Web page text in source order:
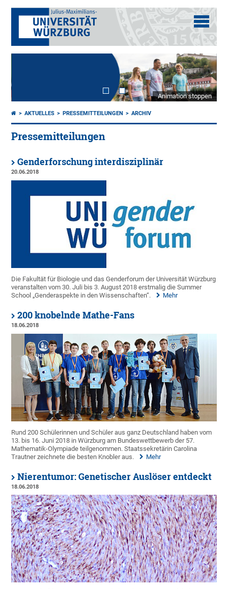
Animation stoppen
AKTUELLES PRESSEMITTEILUNGEN ARCHIV
Pressemitteilungen
Genderforschung interdisziplinär
20.06.2018
Die Fakultät für Biologie und das Genderforum der Universität Würzburg
veranstalten vom 30. Juli bis 3. August 2018 erstmalig die Summer
School „Genderaspekte in den Wissenschaften“.
Mehr
200 knobelnde Mathe-Fans
18.06.2018
Rund 200 Schülerinnen und Schüler aus ganz Deutschland haben vom
13. bis 16. Juni 2018 in Würzburg am Bundeswettbewerb der 57.
Mathematik-Olympiade teilgenommen. Staatssekretärin Carolina
Trautner zeichnete die besten Knobler aus.
Mehr
Nierentumor: Genetischer Auslöser entdeckt
18.06.2018